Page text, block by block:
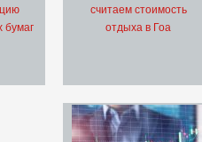
бумаг
считаем стоимость
отдыха в Гоа